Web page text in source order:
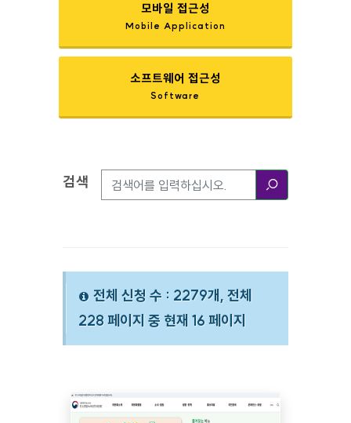
모바일 접근성
Mobile Application
소프트웨어 접근성
Software
검색옵션
검색
전체 신청 수 : 2279개, 전체
228 페이지 중 현재 16 페이지